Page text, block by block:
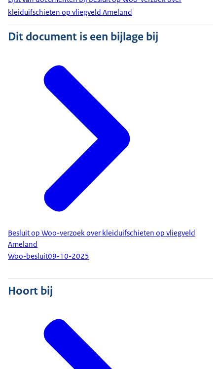
kleiduifschieten op vliegveld Ameland
Dit document is een bijlage bij
Besluit op Woo-verzoek over kleiduifschieten op vliegveld
Ameland
Woo-besluit09-10-2025
Hoort bij